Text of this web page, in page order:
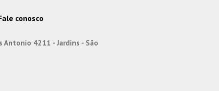
conosco
Antonio 4211 - Jardins - São